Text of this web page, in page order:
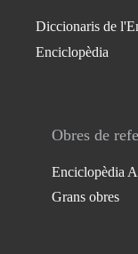
Diccionaris de
Enciclopèdia
Obres de
Enciclopèdia
Grans obres